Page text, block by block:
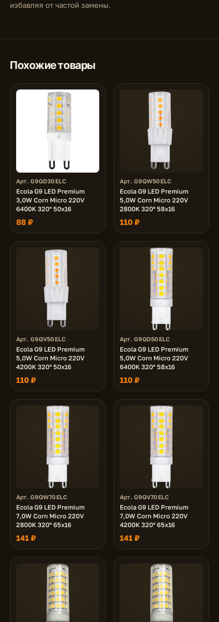
избавляя от частой замены.
Похожие товары
Арт. G9QD30ELC
Ecola G9 LED Premium
3,0W Corn Micro 220V
6400K 320° 50x16
88 ₽
Арт. G9QW50ELC
Ecola G9 LED Premium
5,0W Corn Micro 220V
2800K 320° 58x16
110 ₽
Арт. G9QV50ELC
Ecola G9 LED Premium
5,0W Corn Micro 220V
4200K 320° 50x16
110 ₽
Арт. G9QD50ELC
Ecola G9 LED Premium
5,0W Corn Micro 220V
6400K 320° 58x16
110 ₽
Арт. G9QW70ELC
Ecola G9 LED Premium
7,0W Corn Micro 220V
2800K 320° 65x16
141 ₽
Арт. G9QV70ELC
Ecola G9 LED Premium
7,0W Corn Micro 220V
4200K 320° 65x16
141 ₽